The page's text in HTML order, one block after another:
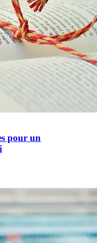
pour un